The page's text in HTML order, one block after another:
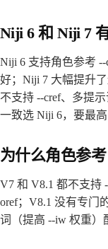
Niji 6 和 Niji 7
Niji 6 支持角色参考
好；Niji 7 大幅提升
不支持 --cref、多提
一致选 Niji 6，要最
为什么角色参考
V7 和 V8.1 都不支持
oref；V8.1 没有专门
词（提高 --iw 权重）